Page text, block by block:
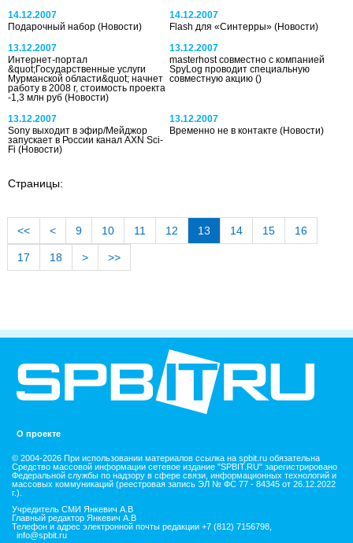
14.12.2007
Подарочный набор (Новости)
14.12.2007
Flash для «Синтерры»(Новости)
13.12.2007
Интернет-портал
&quot;Государственные услуги
Мурманской области&quot; начнет
работу в 2008 г, стоимость проекта
-1,3 млн руб (Новости)
13.12.2007
masterhost совместно с компанией
SpyLog проводит специальную
совместную акцию()
13.12.2007
Sony выходит в эфир/Мейджор
запускает в России канал AXN Sci-
Fi (Новости)
13.12.2007
Временно не в контакте(Новости)
Страницы:
<< < 9 10 11 12 13 14 15 16
17 18 > >>
О проекте
© 2004-2026 При использовании материалов ссылка на spbit.ru обязательна
Средство массовой информации сетевое издание "SPBIT.RU" зарегистрировано
Федеральной службы по надзору в сфере связи, информационных технологий и
массовых коммуникаций (реестровая запись ЭЛ № ФС 77 - 84345 от 26.12.2022
г.).
Учредитель СМИ Янкевич А.В
Главный редактор Янкевич А.В
Телефон и адрес электронной почты редакции +7 (812) 7156798,
info@spbit.ru